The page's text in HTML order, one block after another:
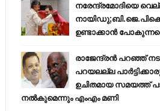
നരേന്ദ്രമോദിയെ
ഉണ്ടാക്കാന്‍
രാജേന്ദ്രന്‍ പറഞ്ഞ്
പറയലല്ല
ഉചിതമായ സമയത്ത്
നല്‍കുമെന്നും എംഎം മണി